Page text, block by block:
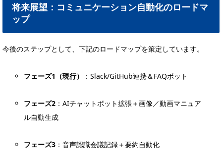
将来展望：コミュニケーション自動化のロードマ
ップ
今後のステップとして、下記のロードマップを策定しています。
フェーズ1（現行） ：Slack/GitHub連携＆FAQボット
フェーズ2 ：AIチャットボット拡張＋画像／動画マニュア
ル自動生成
フェーズ3 ：音声認識会議記録＋要約自動化